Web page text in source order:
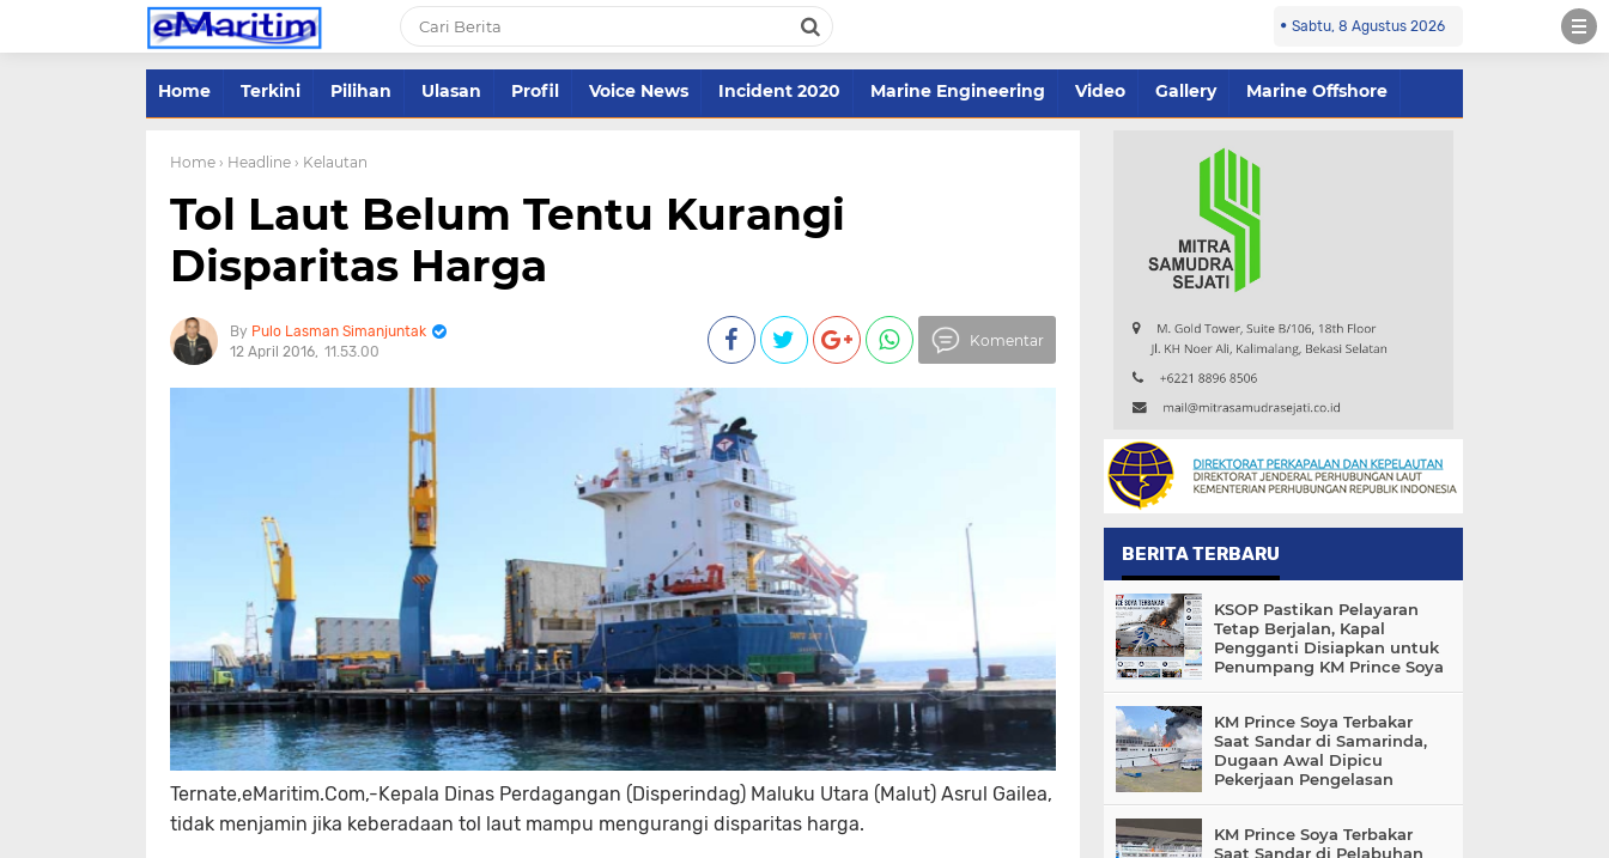
Sabtu, 8 Agustus 2026
Home Terkini Pilihan Ulasan Profil Voice News Incident 2020 Marine Engineering Video Gallery Marine Offshore
Home › Headline › Kelautan
Tol Laut Belum Tentu Kurangi
Disparitas Harga
Pulo Lasman Simanjuntak
12 April 2016 11.53.00
Komentar
Ternate,eMaritim.Com,-Kepala Dinas Perdagangan (Disperindag) Maluku Utara (Malut) Asrul Gailea,
tidak menjamin jika keberadaan tol laut mampu mengurangi disparitas harga.
BERITA TERBARU
KSOP Pastikan Pelayaran
Tetap Berjalan, Kapal
Pengganti Disiapkan untuk
Penumpang KM Prince Soya
KM Prince Soya Terbakar
Saat Sandar di Samarinda,
Dugaan Awal Dipicu
Pekerjaan Pengelasan
KM Prince Soya Terbakar
Saat Sandar di Pelabuhan